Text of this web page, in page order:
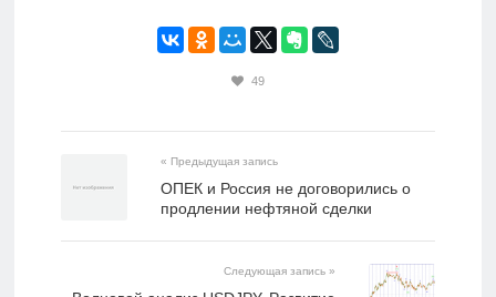
49
« Предыдущая запись
ОПЕК и Россия не договорились о
продлении нефтяной сделки
Следующая запись »